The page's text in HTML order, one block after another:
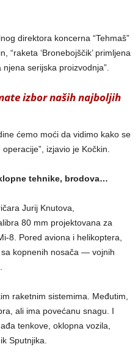
direktora koncerna “Tehmaš”
“raketa ‘Bronebojščik’ primljena
serijska proizvodnja”.
izbor naših najboljih
ćemo moći da vidimo kako se
izjavio je Kočkin.
tehnike, brodova…
Jurij Knutova,
80 mm projektovana za
8. Pored aviona i helikoptera,
kopnenih nosača — vojnih
raketnim sistemima. Međutim,
ali ima povećanu snagu. I
tenkove, oklopna vozila,
Sputnjika.